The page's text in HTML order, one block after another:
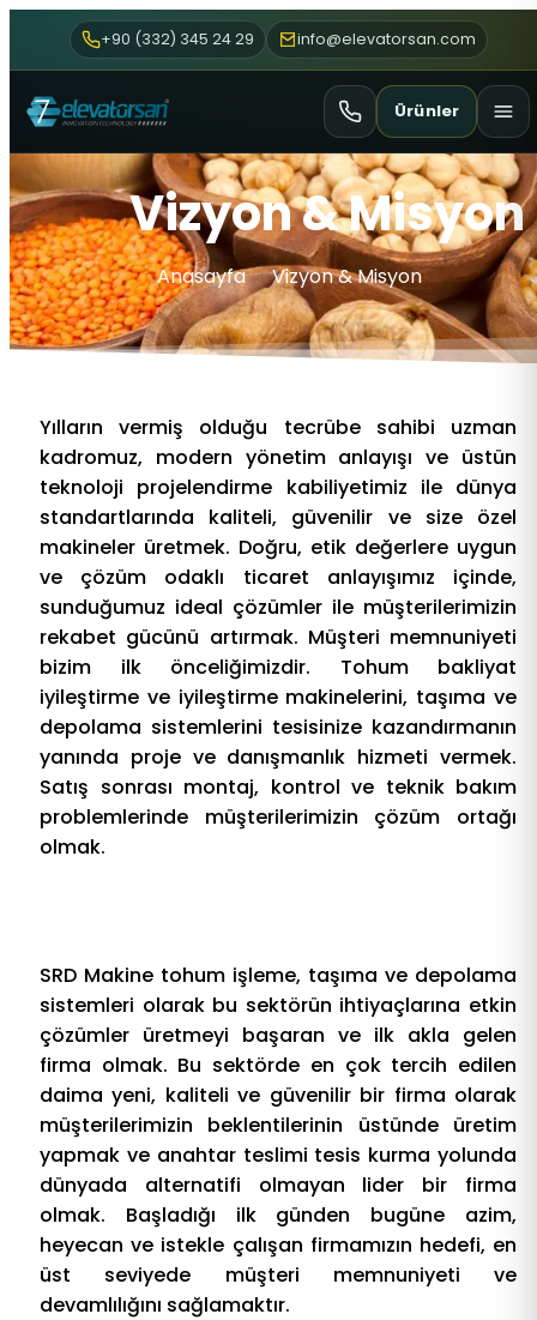
+90 (332) 345 24 29 info@elevatorsan.com
Ürünler
Vizyon & Misyon
Anasayfa Vizyon & Misyon
Yılların vermiş olduğu tecrübe sahibi uzman
kadromuz, modern yönetim anlayışı ve üstün
teknoloji projelendirme kabiliyetimiz ile dünya
standartlarında kaliteli, güvenilir ve size özel
makineler üretmek. Doğru, etik değerlere uygun
ve çözüm odaklı ticaret anlayışımız içinde,
sunduğumuz ideal çözümler ile müşterilerimizin
rekabet gücünü artırmak. Müşteri memnuniyeti
bizim ilk önceliğimizdir. Tohum bakliyat
iyileştirme ve iyileştirme makinelerini, taşıma ve
depolama sistemlerini tesisinize kazandırmanın
yanında proje ve danışmanlık hizmeti vermek.
Satış sonrası montaj, kontrol ve teknik bakım
problemlerinde müşterilerimizin çözüm ortağı
olmak.
SRD Makine tohum işleme, taşıma ve depolama
sistemleri olarak bu sektörün ihtiyaçlarına etkin
çözümler üretmeyi başaran ve ilk akla gelen
firma olmak. Bu sektörde en çok tercih edilen
daima yeni, kaliteli ve güvenilir bir firma olarak
müşterilerimizin beklentilerinin üstünde üretim
yapmak ve anahtar teslimi tesis kurma yolunda
dünyada alternatifi olmayan lider bir firma
olmak. Başladığı ilk günden bugüne azim,
heyecan ve istekle çalışan firmamızın hedefi, en
üst seviyede müşteri memnuniyeti ve
devamlılığını sağlamaktır.